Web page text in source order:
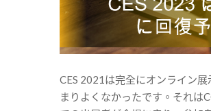
CES 2021は完全にオンライン
まりよくなかったです。それは